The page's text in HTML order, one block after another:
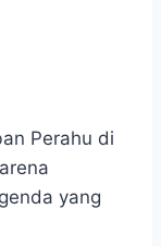
Perahu di
yang